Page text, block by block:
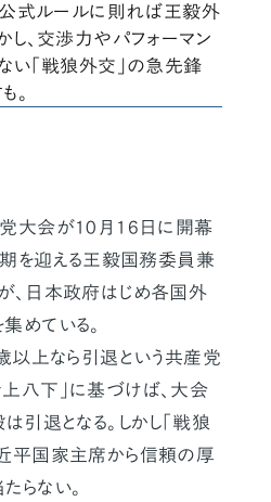
式ルールに則れば王毅外
、交渉力やパフォーマン
い「戦狼外交」の急先鋒
。
大会が10月16日に開幕
を迎える王毅国務委員兼
、日本政府はじめ各国外
めている。
上なら引退という共産党
八下」に基づけば、大会
引退となる。しかし「戦狼
平国家主席から信頼の厚
らない。